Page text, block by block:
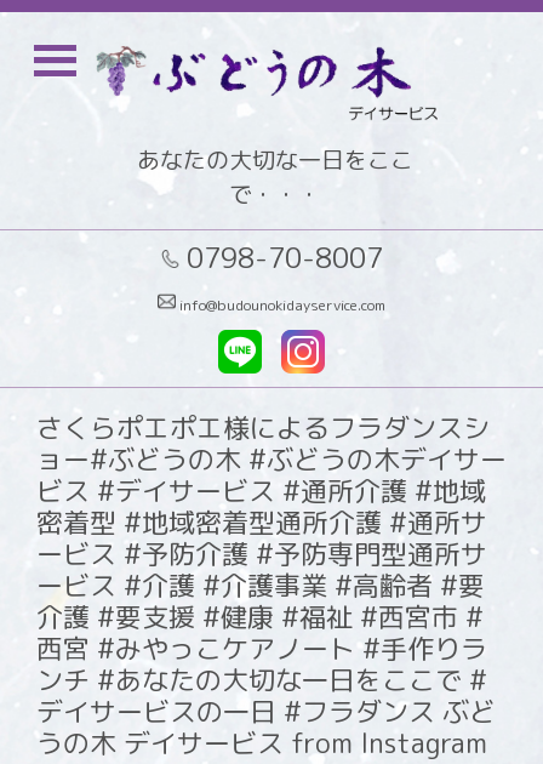
あなたの大切な一日をここ
で・・・
0798-70-8007
info@budounokidayservice.com
さくらポエポエ様によるフラダンスシ
ョー#ぶどうの木 #ぶどうの木デイサー
ビス #デイサービス #通所介護 #地域
密着型 #地域密着型通所介護 #通所サ
ービス #予防介護 #予防専門型通所サ
ービス #介護 #介護事業 #高齢者 #要
介護 #要支援 #健康 #福祉 #西宮市 #
西宮 #みやっこケアノート #手作りラ
ンチ #あなたの大切な一日をここで #
デイサービスの一日 #フラダンス ぶど
うの木 デイサービス from Instagram